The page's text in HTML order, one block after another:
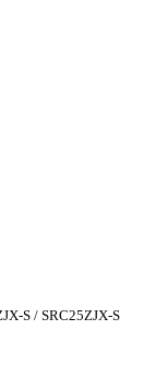
S / SRC25ZJX-S